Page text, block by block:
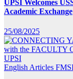
UPSI Welcomes
Academic Exchange
25/08/2025
English Articles